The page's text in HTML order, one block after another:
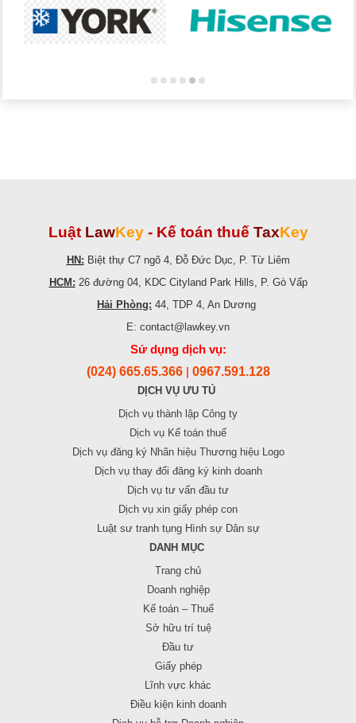
Luật LawKey - Kế toán thuế TaxKey
HN: Biệt thự C7 ngõ 4, Đỗ Đức Dục, P. Từ Liêm
HCM: 26 đường 04, KDC Cityland Park Hills, P. Gò Vấp
Hải Phòng: 44, TDP 4, An Dương
E: contact@lawkey.vn
Sử dụng dịch vụ:
(024) 665.65.366 0967.591.128
DỊCH VỤ ƯU TÚ
Dịch vụ thành lập Công ty
Dịch vụ Kế toán thuế
Dịch vụ đăng ký Nhãn hiệu Thương hiệu Logo
Dịch vụ thay đổi đăng ký kinh doanh
Dịch vụ tư vấn đầu tư
Dịch vụ xin giấy phép con
Luật sư tranh tụng Hình sự Dân sự
DANH MỤC
Trang chủ
Doanh nghiệp
Kế toán – Thuế
Sở hữu trí tuệ
Đầu tư
Giấy phép
Lĩnh vực khác
Điều kiện kinh doanh